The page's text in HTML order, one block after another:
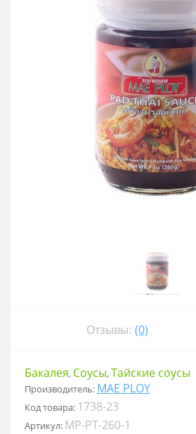
Отзывы: (0)
Бакалея, Соусы,Тайские соусы
Производитель: MAE PLOY
Код товара: 1738-23
Артикул: MP-PT-260-1